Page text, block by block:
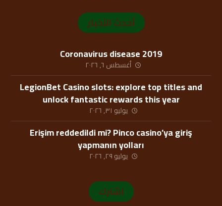
أحدث الأخبار
Coronavirus disease 2019
أغسطس ٦, ٢٠٢٦
LegionBet Casino slots: explore top titles and
unlock fantastic rewards this year
يوليو ٣١, ٢٠٢٦
Erişim reddedildi mi? Pinco casino’ya giriş
yapmanın yolları
يوليو ٢٩, ٢٠٢٦
اشترك